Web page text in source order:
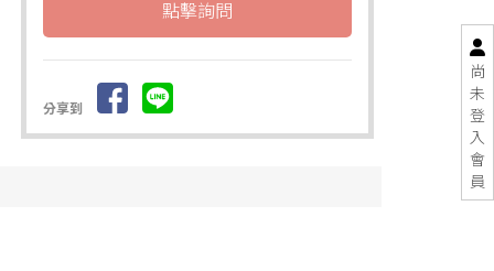
尚
未
登
入
會
員
點擊詢問
分享到